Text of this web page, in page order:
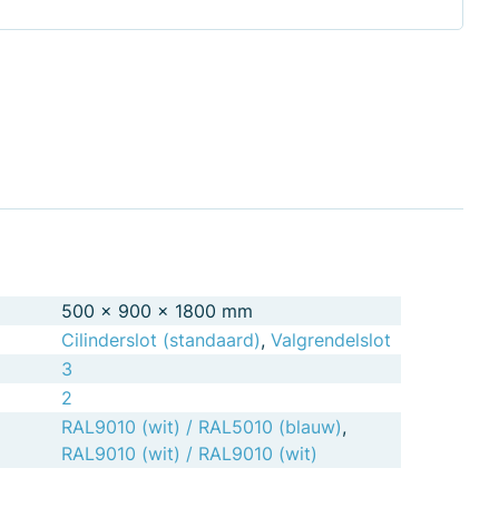
500 × 900 × 1800 mm
Cilinderslot (standaard), Valgrendelslot
3
2
RAL9010 (wit) / RAL5010 (blauw),
RAL9010 (wit) / RAL9010 (wit)